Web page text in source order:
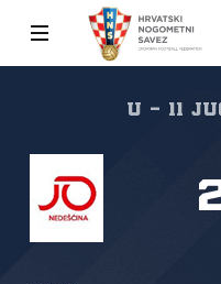
U - 11